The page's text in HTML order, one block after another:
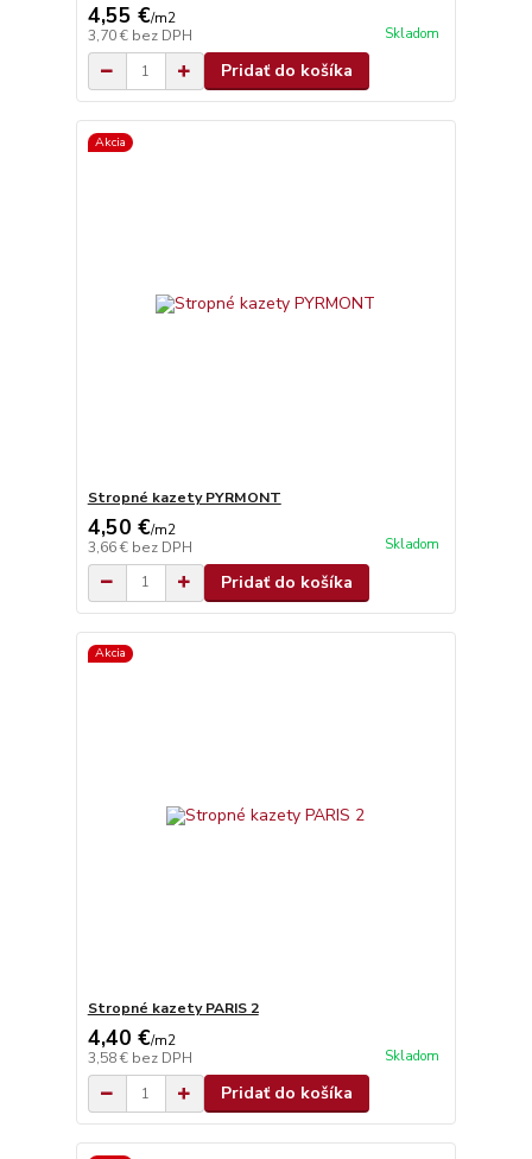
4,55 €/m2
3,70 € bez DPH Skladom
Pridať do košíka
Akcia
Stropné kazety PYRMONT
4,50 €/m2
3,66 € bez DPH Skladom
Pridať do košíka
Akcia
Stropné kazety PARIS 2
4,40 €/m2
3,58 € bez DPH Skladom
Pridať do košíka